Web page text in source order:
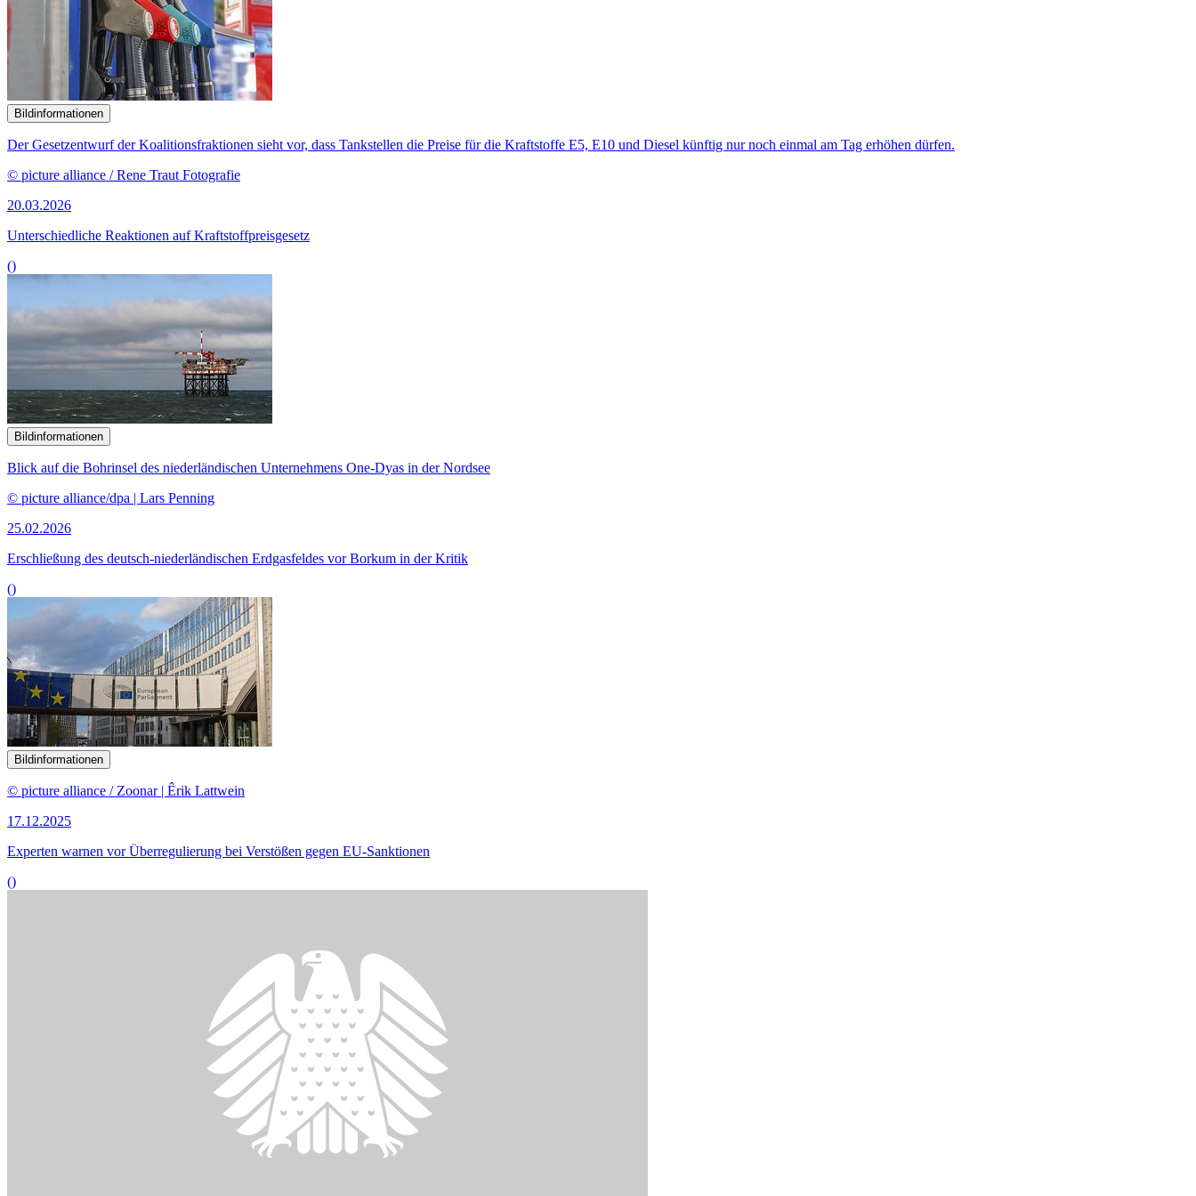
Bildinformationen
Der Gesetzentwurf der Koalitionsfraktionen sieht vor, dass Tankstellen die Preise für die Kraftstoffe E5, E10 und Diesel künftig nur noch einmal am Tag erhöhen dürfen.
© picture alliance / Rene Traut Fotografie
20.03.2026
Unterschiedliche Reaktionen auf Kraftstoffpreisgesetz
()
Bildinformationen
Blick auf die Bohrinsel des niederländischen Unternehmens One-Dyas in der Nordsee
© picture alliance/dpa | Lars Penning
25.02.2026
Erschließung des deutsch-niederländischen Erdgasfeldes vor Borkum in der Kritik
()
Bildinformationen
© picture alliance / Zoonar | Êrik Lattwein
17.12.2025
Experten warnen vor Überregulierung bei Verstößen gegen EU-Sanktionen
()
Die chemische Formel für molekularen Wasserstoff vor dem Stammwerk des Automobilzulieferers Mahle in Stuttgart.
© picture alliance / dpa / Bernd Weißbrod